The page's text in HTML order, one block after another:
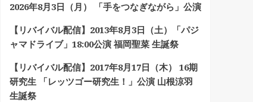
2026年8月3日（月） 「手をつなぎながら」公演
【リバイバル配信】2013年8月3日（土）「パジ
ャマドライブ」18:00公演 福岡聖菜 生誕祭
【リバイバル配信】2017年8月17日（木） 16期
研究生 「レッツゴー研究生！」公演 山根涼羽
生誕祭